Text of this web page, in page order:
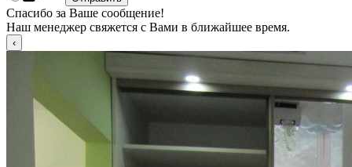
Спасибо за Ваше сообщение!
Наш менеджер свяжется с Вами в ближайшее время.